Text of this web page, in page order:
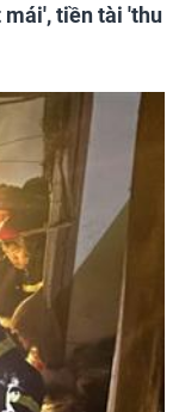
mái', tiền tài 'thu